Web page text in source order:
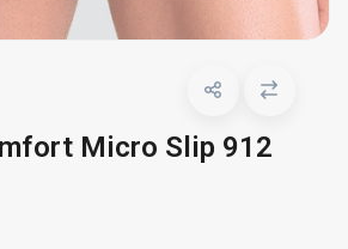
Micro Slip 912